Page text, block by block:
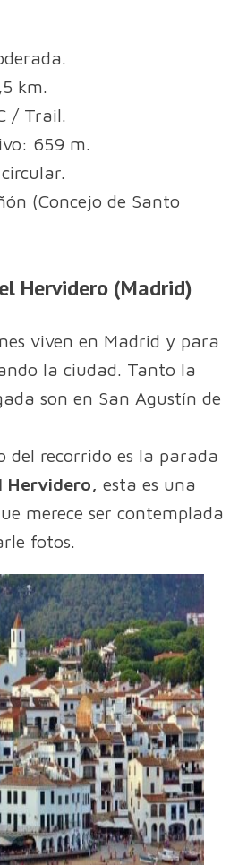
km.
/ Trail.
659 m.
(Concejo de Santo
Hervidero (Madrid)
viven en Madrid y para
la ciudad. Tanto la
son en San Agustín de
del recorrido es la parada
Hervidero, esta es una
merece ser contemplada
fotos.